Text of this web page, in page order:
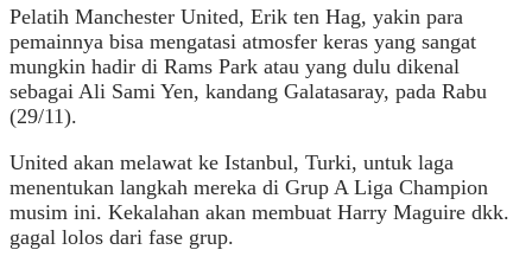
Pelatih Manchester United, Erik ten Hag, yakin para
pemainnya bisa mengatasi atmosfer keras yang sangat
mungkin hadir di Rams Park atau yang dulu dikenal
sebagai Ali Sami Yen, kandang Galatasaray, pada Rabu
(29/11).
United akan melawat ke Istanbul, Turki, untuk laga
menentukan langkah mereka di Grup A Liga Champion
musim ini. Kekalahan akan membuat Harry Maguire dkk.
gagal lolos dari fase grup.